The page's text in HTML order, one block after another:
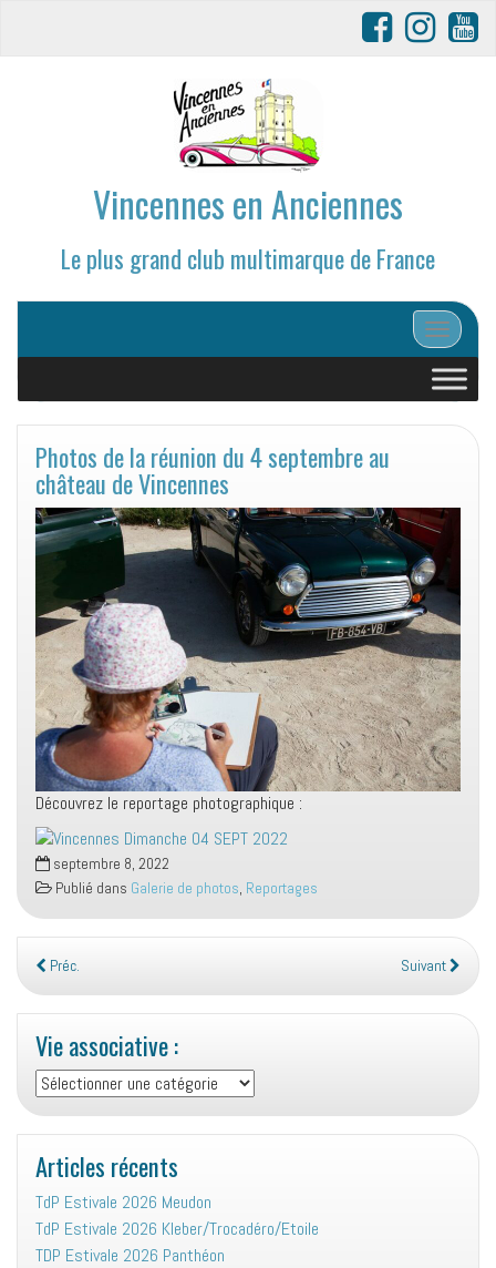
Vincennes en Anciennes
Le plus grand club multimarque de France
Afficher/
Photos de la réunion du 4 septembre au
château de Vincennes
Découvrez le reportage photographique :
septembre 8, 2022
Publié dans Galerie de photos, Reportages
Préc. Suivant
Vie associative :
Vie
associative
:
Articles récents
TdP Estivale 2026 Meudon
TdP Estivale 2026 Kleber/Trocadéro/Etoile
TDP Estivale 2026 Panthéon